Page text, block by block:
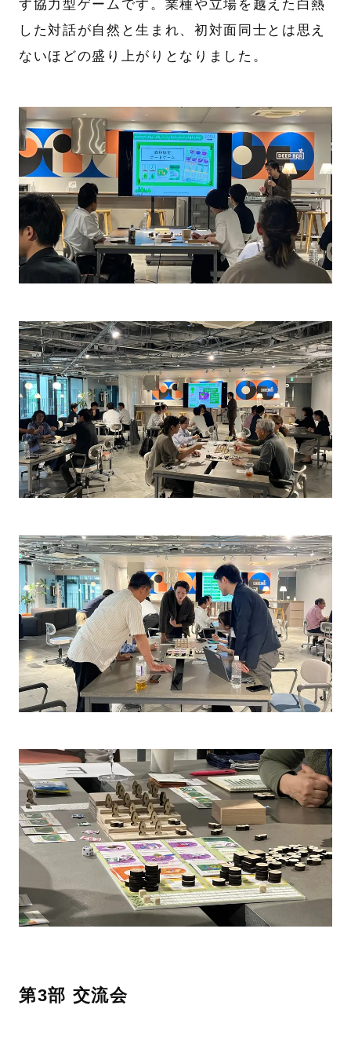
す協力型ゲームです。業種や立場を越えた白熱
した対話が自然と生まれ、初対面同士とは思え
ないほどの盛り上がりとなりました。
第3部 交流会